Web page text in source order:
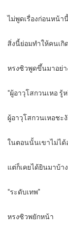
ไม่พูดเรื่องก่อนหน้า
สิ่งนี้ย่อมทำให้คนเกิ
หรงซิวพูดขึ้นมาอย่
“ผู้อาวุโสกวนเหอ รู้
ผู้อาวุโสกวนเหอชะ
ในตอนนั้นเขาไม่ได้
แต่ก็เคยได้ยินมาบ้า
“ระดับเทพ”
หรงซิวพยักหน้า